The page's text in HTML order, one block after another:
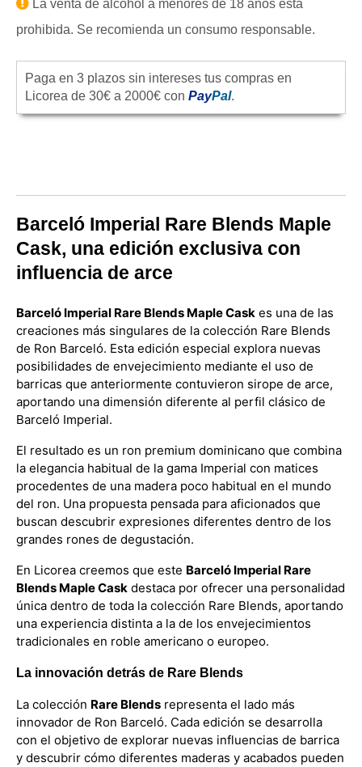
La venta de alcohol a menores de 18 años está
prohibida. Se recomienda un consumo responsable.
Paga en 3 plazos sin intereses tus compras en
Licorea de 30€ a 2000€ con PayPal.
Barceló Imperial Rare Blends Maple
Cask, una edición exclusiva con
influencia de arce
Barceló Imperial Rare Blends Maple Cask es una de las
creaciones más singulares de la colección Rare Blends
de Ron Barceló. Esta edición especial explora nuevas
posibilidades de envejecimiento mediante el uso de
barricas que anteriormente contuvieron sirope de arce,
aportando una dimensión diferente al perfil clásico de
Barceló Imperial.
El resultado es un ron premium dominicano que combina
la elegancia habitual de la gama Imperial con matices
procedentes de una madera poco habitual en el mundo
del ron. Una propuesta pensada para aficionados que
buscan descubrir expresiones diferentes dentro de los
grandes rones de degustación.
En Licorea creemos que este Barceló Imperial Rare
Blends Maple Cask destaca por ofrecer una personalidad
única dentro de toda la colección Rare Blends, aportando
una experiencia distinta a la de los envejecimientos
tradicionales en roble americano o europeo.
La innovación detrás de Rare Blends
La colección Rare Blends representa el lado más
innovador de Ron Barceló. Cada edición se desarrolla
con el objetivo de explorar nuevas influencias de barrica
y descubrir cómo diferentes maderas y acabados pueden